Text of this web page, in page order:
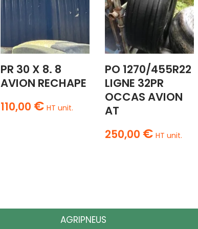
PR 30 X 8. 8
AVION RECHAPE
110,00 € HT unit.
PO 1270/455R22
LIGNE 32PR
OCCAS AVION
AT
250,00 € HT unit.
AGRIPNEUS